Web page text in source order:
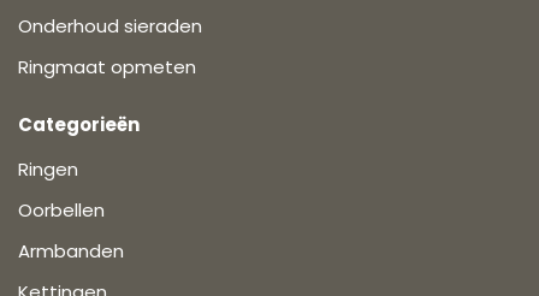
Onderhoud sieraden
Ringmaat opmeten
Categorieën
Ringen
Oorbellen
Armbanden